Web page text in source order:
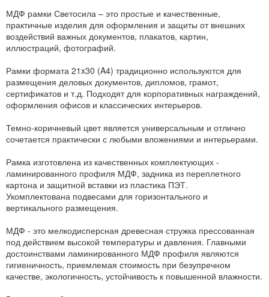
МДФ рамки Светосила – это простые и качественные,
практичные изделия для оформления и защиты от внешних
воздействий важных документов, плакатов, картин,
иллюстраций, фотографий.
Рамки формата 21x30 (A4) традиционно используются для
размещения деловых документов, дипломов, грамот,
сертификатов и т.д. Подходят для корпоративных награждений,
оформления офисов и классических интерьеров.
Темно-коричневый цвет является универсальным и отлично
сочетается практически с любыми вложениями и интерьерами.
Рамка изготовлена из качественных комплектующих -
ламинированного профиля МДФ, задника из переплетного
картона и защитной вставки из пластика ПЭТ.
Укомплектована подвесами для горизонтального и
вертикального размещения.
МДФ - это мелкодисперсная древесная стружка прессованная
под действием высокой температуры и давления. Главными
достоинствами ламинированного МДФ профиля являются
гигиеничность, приемлемая стоимость при безупречном
качестве, экологичность, устойчивость к повышенной влажности.